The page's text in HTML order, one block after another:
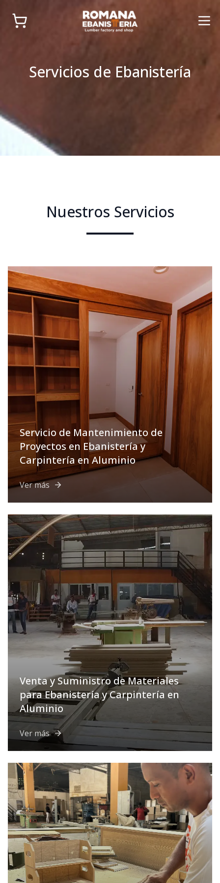
Logo
Servicios de Ebanistería
Nuestros Servicios
Servicio de Mantenimiento de
Proyectos en Ebanistería y
Carpintería en Aluminio
Ver más
Venta y Suministro de Materiales
para Ebanistería y Carpintería en
Aluminio
Ver más